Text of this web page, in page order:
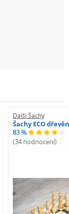
Další Šachy
Šachy ECO
83 %
(34 hodnocení)